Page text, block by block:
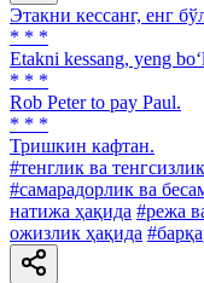
Этакни кессанг, енг
* * *
Etakni kessang, yeng
* * *
Rob Peter to pay Paul.
* * *
Тришкин кафтан.
#тенглик ва
#самарадорлик ва
натижа ҳақида #режа
ожизлик ҳақида